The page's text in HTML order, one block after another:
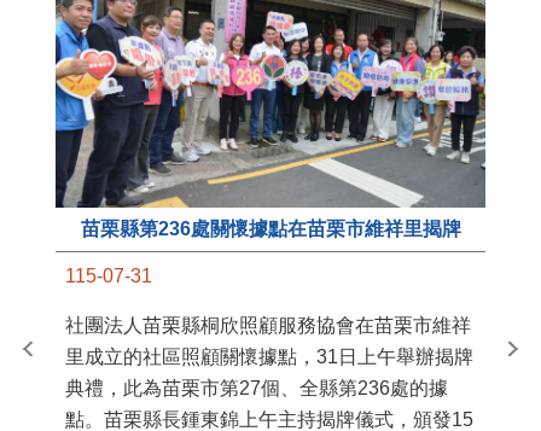
苗栗縣第236處關懷據點在苗栗市維祥里揭牌
115-07-31
社團法人苗栗縣桐欣照顧服務協會在苗栗市維祥
里成立的社區照顧關懷據點，31日上午舉辦揭牌
典禮，此為苗栗市第27個、全縣第236處的據
點。苗栗縣長鍾東錦上午主持揭牌儀式，頒發15
苗